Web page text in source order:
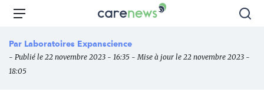
Aller
principal
Carenews,
média
des
Menu
Par Laboratoires Expanscience
- Publié le 22 novembre 2023 - 16:35 - Mise à jour le 22 novembre 2023 -
18:05